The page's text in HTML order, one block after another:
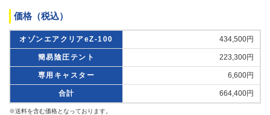
価格（税込）
オゾンエアクリアeZ-100 434,500円
簡易陰圧テント 223,300円
専用キャスター 6,600円
合計 664,400円
※送料を含む価格となっております。